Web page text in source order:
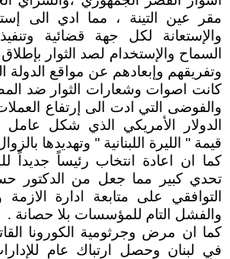
مقر عين التينة ، مما ادي الى
والإستعانة لكل جهة قضائية
السماح والإستخدام لصد الثوار
وتفريقهم وإبعادهم عن مواقع الدولة
كانت اصوات وشعارات الثوار ضد
والفوضى التي ادت الى إرتفاع
الدولار الأمريكي الذي شكل
قيمة " الليرة اللبنانية " وتهديدها
كما ان اعادة انتخاب رئيساً جديداً
تحدي كبير مما جعل من الدكتور
التوافقي على متابعة ادارة
والفشل التام للمؤسسات بلا حصانة .
كما ان مرض وجرثومية الكورونا
في لبنان وحصل ارتباك عام